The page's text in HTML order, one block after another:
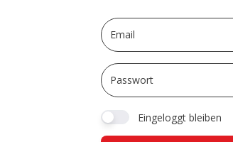
Eingeloggt bleiben